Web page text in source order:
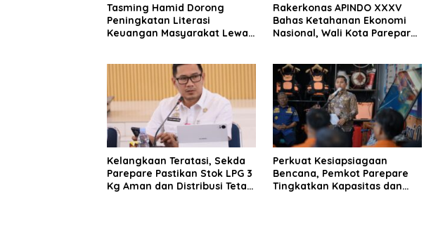
Tasming Hamid Dorong
Peningkatan Literasi
Keuangan Masyarakat Lewat
Rakerkonas APINDO XXXV
Bahas Ketahanan Ekonomi
Nasional, Wali Kota Parepare
Kelangkaan Teratasi, Sekda
Parepare Pastikan Stok LPG 3
Kg Aman dan Distribusi Tetap
Perkuat Kesiapsiagaan
Bencana, Pemkot Parepare
Tingkatkan Kapasitas dan